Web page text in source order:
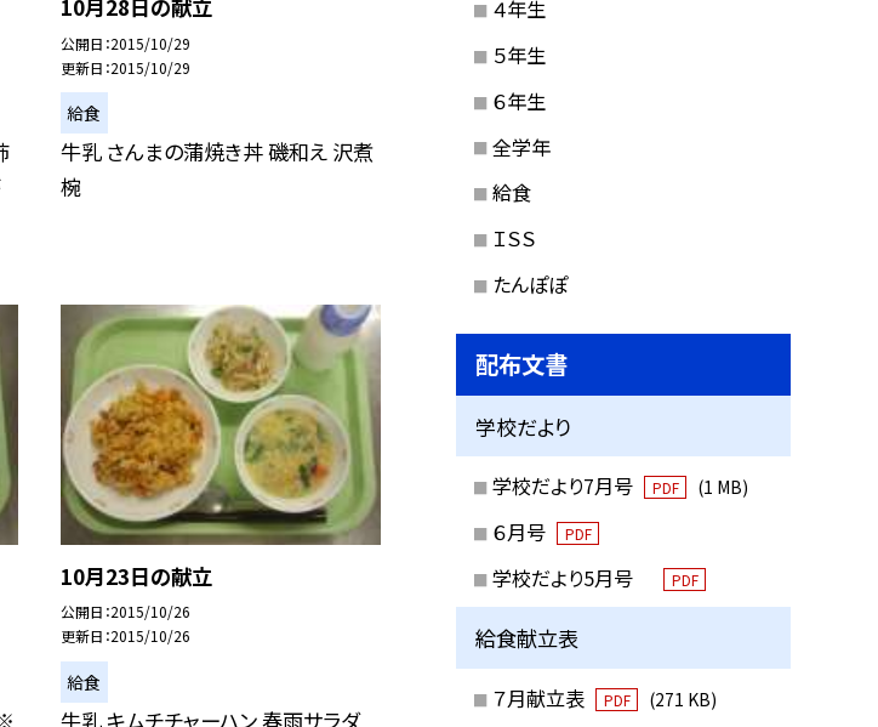
10月28日の献立
公開日 2015/10/29
更新日 2015/10/29
給食
牛乳 さんまの蒲焼き丼 磯和え 沢煮
椀
10月23日の献立
公開日 2015/10/26
更新日 2015/10/26
給食
牛乳 キムチチャーハン 春雨サラダ
４年生
５年生
６年生
全学年
給食
ＩＳＳ
たんぽぽ
配布文書
学校だより
学校だより7月号 PDF (1 MB)
６月号 PDF
学校だより5月号 PDF
給食献立表
７月献立表 PDF (271 KB)